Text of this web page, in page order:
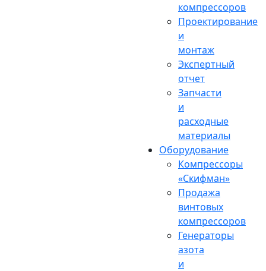
компрессоров
Проектирование
и
монтаж
Экспертный
отчет
Запчасти
и
расходные
материалы
Оборудование
Компрессоры
«Скифман»
Продажа
винтовых
компрессоров
Генераторы
азота
и